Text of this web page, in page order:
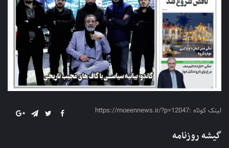
لینک کوتاه :https://moeennews.ir/?p=12047
گیشه روزنامه